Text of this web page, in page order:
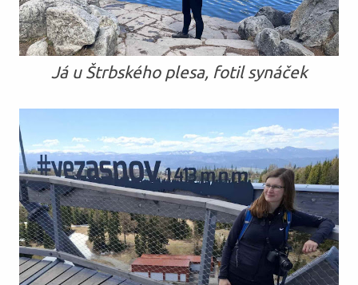
Já u Štrbského plesa, fotil synáček